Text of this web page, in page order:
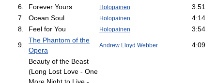
6.
Forever Yours Holopainen
3:51
7.
Ocean Soul Holopainen
4:14
8.
Feel for You Holopainen 3:54
9.
The Phantom of the
Opera
Andrew Lloyd Webber 4:09
Beauty of the Beast
(Long Lost Love - One